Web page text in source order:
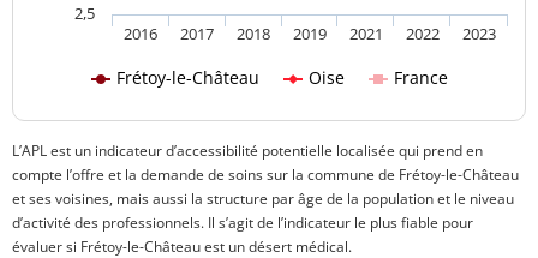
Frétoy-le-Château Oise France
2016 2017 2018 2019 2021 2022 2023
2,5
L’APL est un indicateur d’accessibilité potentielle localisée qui prend en
compte l’offre et la demande de soins sur la commune de Frétoy-le-Château
et ses voisines, mais aussi la structure par âge de la population et le niveau
d’activité des professionnels. Il s’agit de l’indicateur le plus fiable pour
évaluer si Frétoy-le-Château est un désert médical.